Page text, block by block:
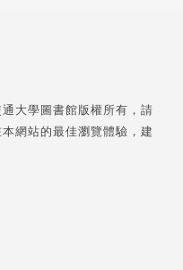
大學圖書館版權所有，請
網站的最佳瀏覽體驗，建